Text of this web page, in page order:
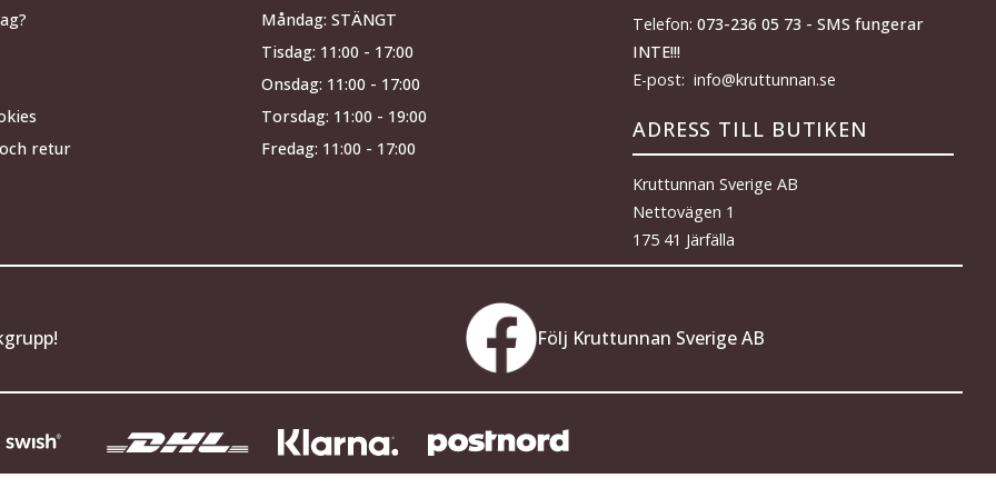
retur
Måndag: STÄNGT
Tisdag: 11:00 - 17:00
Onsdag: 11:00 - 17:00
Torsdag: 11:00 - 19:00
Fredag: 11:00 - 17:00
Telefon: 073-236 05 73 - SMS fungerar
INTE!!!
E-post: info@kruttunnan.se
ADRESS TILL BUTIKEN
Kruttunnan Sverige AB
Nettovägen 1
175 41 Järfälla
Följ Kruttunnan Sverige AB